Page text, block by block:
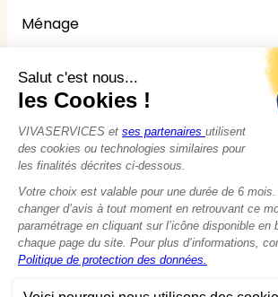
Ménage
Jardinage
Bricolage
Nounou
Seniors
Handicaps
© 2015 - 2026VIVASERVICES
Modifier vos préférences en matière